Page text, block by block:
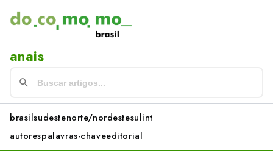
anais
brasilsudestenorte/nordestesulint
autorespalavras-chaveeditorial